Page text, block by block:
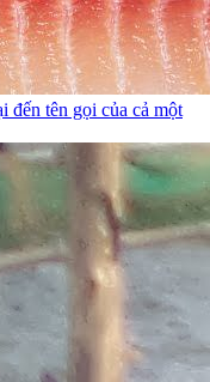
đến tên gọi của cả một